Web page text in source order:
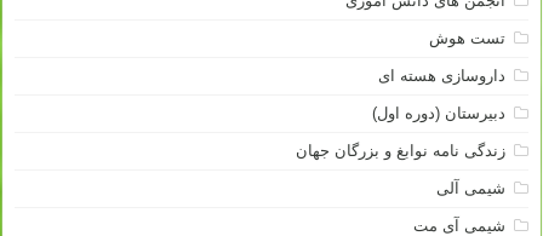
تست هوش
داروسازی هسته ای
دبیرستان (دوره اول)
زندگی نامه نوابغ و بزرگان جهان
شیمی آلی
شیمی آی مت